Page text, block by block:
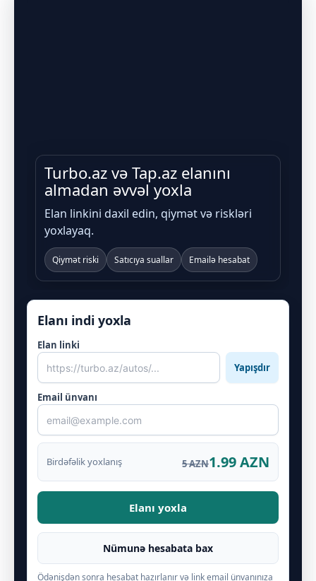
Turbo.az və Tap.az elanını
almadan əvvəl yoxla
Elan linkini daxil edin, qiymət və riskləri
yoxlayaq.
Qiymət riski Satıcıya suallar Emailə hesabat
Elanı indi yoxla
Elan linki
Yapışdır
Email ünvanı
Birdəfəlik yoxlanış 5 AZN1.99 AZN
Elanı yoxla
Nümunə hesabata bax
Ödənişdən sonra hesabat hazırlanır və link email ünvanınıza